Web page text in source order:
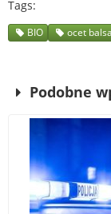
Tags
BIO ocet
Podobne